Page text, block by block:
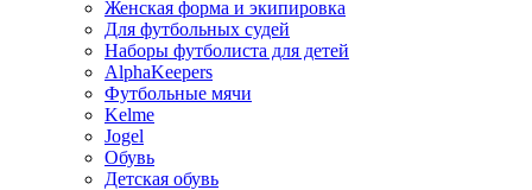
Женская форма и экипировка
Для футбольных судей
Наборы футболиста для детей
AlphaKeepers
Футбольные мячи
Kelme
Jogel
Обувь
Детская обувь